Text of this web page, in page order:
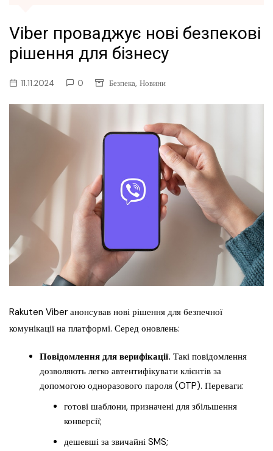
Viber проваджує нові безпекові
рішення для бізнесу
11.11.2024 0 Безпека, Новини
Rakuten Viber анонсував нові рішення для безпечної
комунікації на платформі. Серед оновлень:
Повідомлення для верифікації. Такі повідомлення
дозволяють легко автентифікувати клієнтів за
допомогою одноразового пароля (OTP). Переваги:
готові шаблони, призначені для збільшення
конверсії;
дешевші за звичайні SMS;